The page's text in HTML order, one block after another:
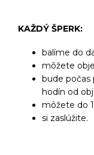
KAŽDÝ ŠPERK:
balíme do
môžete
bude
hodín od
môžete do
si zaslúžite.